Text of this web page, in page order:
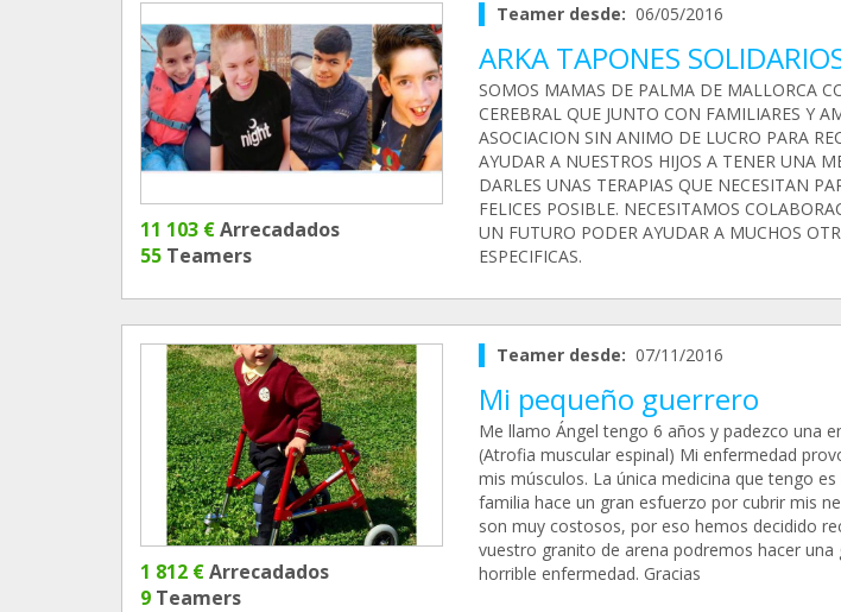
11 103 €Arrecadados
55 Teamers
Teamer desde: 06/05/2016
ARKA TAPONES
SOMOS MAMAS DE PALMA DE MALLORCA
CEREBRAL QUE JUNTO CON FAMILIARES Y
ASOCIACION SIN ANIMO DE LUCRO PARA
AYUDAR A NUESTROS HIJOS A TENER UNA
DARLES UNAS TERAPIAS QUE NECESITAN
FELICES POSIBLE. NECESITAMOS
UN FUTURO PODER AYUDAR A MUCHOS
ESPECIFICAS.
1 812 €Arrecadados
9 Teamers
Teamer desde: 07/11/2016
Mi pequeño guerrero
Me llamo Ángel tengo 6 años y padezco una
(Atrofia muscular espinal) Mi enfermedad
mis músculos. La única medicina que tengo
familia hace un gran esfuerzo por cubrir mis
son muy costosos, por eso hemos decidido
vuestro granito de arena podremos hacer
horrible enfermedad. Gracias